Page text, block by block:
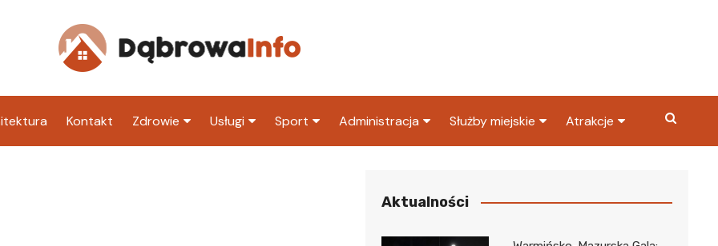
Kontakt Zdrowie Usługi Sport Administracja Służby miejskie
Policja
Atrakcje
Aktualności